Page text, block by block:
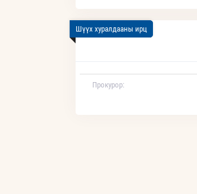
Шүүх хуралдааны ирц
Прокурор: